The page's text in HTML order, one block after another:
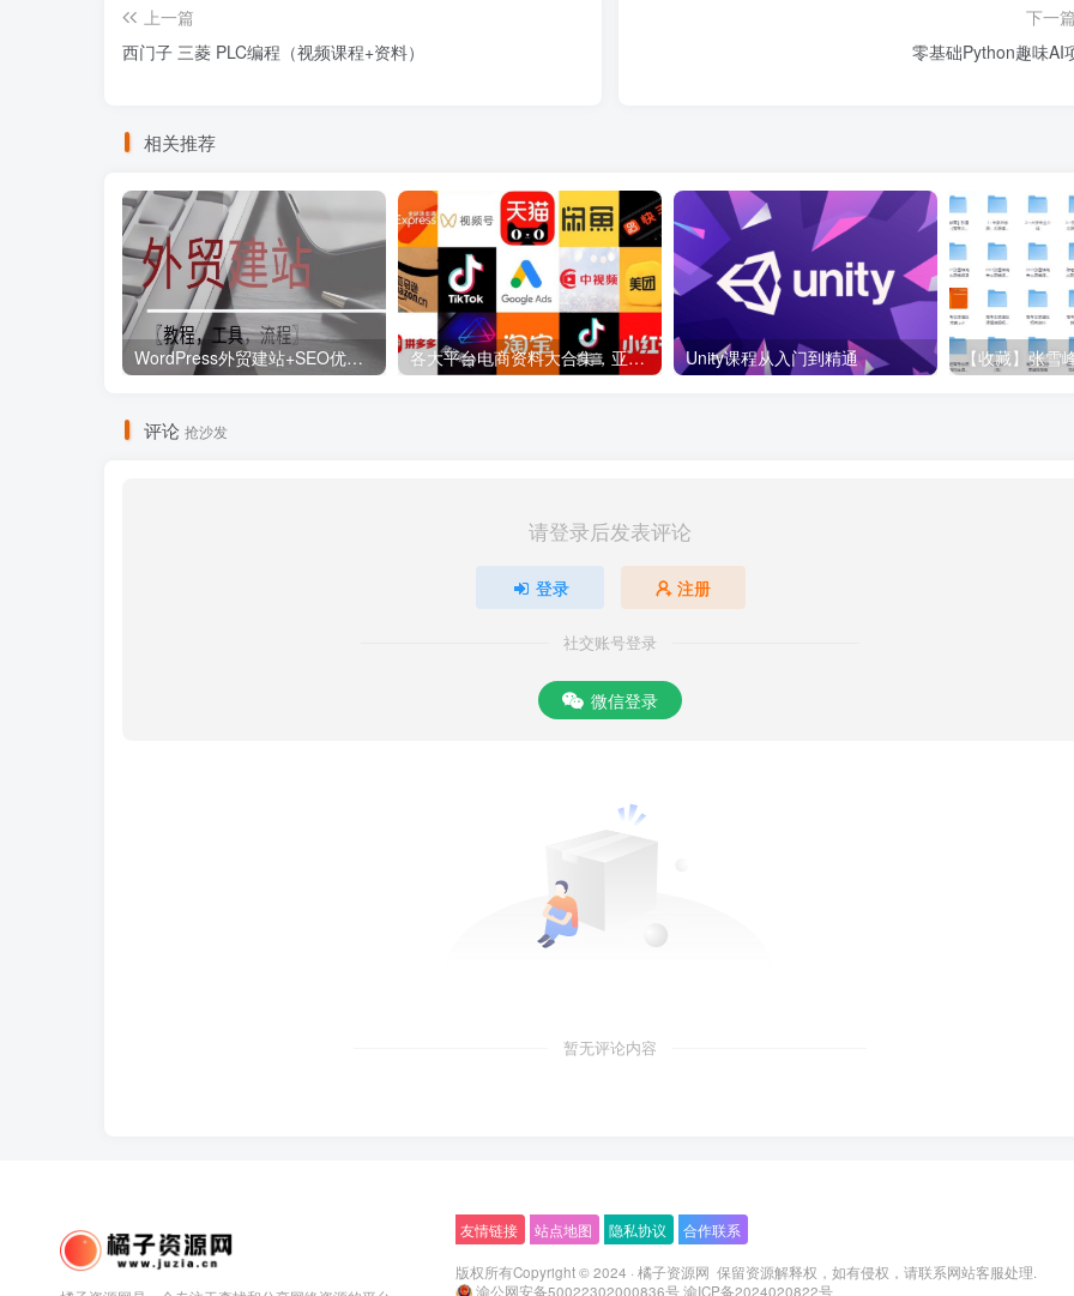
上一篇
西门子 三菱 PLC编程（视频课程+资料）
下一
零基础Python趣味AI
相关推荐
WordPress外贸建站+SEO优化课程【教程，工具，流程】 各大平台电商资料大合集，亚马逊+抖音+tiktok+美团+拼多多+淘宝+美团几十个平台 Unity课程从入门到精通
评论 抢沙发
请登录后发表评论
登录 注册
社交账号登录
微信登录
暂无评论内容
友情链接 站点地图 隐私协议 合作联系
版权所有Copyright © 2024 · 橘子资源网 保留资源解释权，如有侵权，请联系网站客服处理.
渝公网安备50022302000836号渝ICP备2024020822号